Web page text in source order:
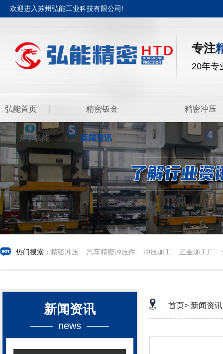
欢迎进入苏州弘能工业科技有限公司!
专注
20年专
弘能首页 精密钣金 精密冲压
关于弘能 新闻资讯
热门搜索： 精密冲压 汽车精密冲压件 冲压加工 五金加工厂
新闻资讯
news
首页> 新闻资讯